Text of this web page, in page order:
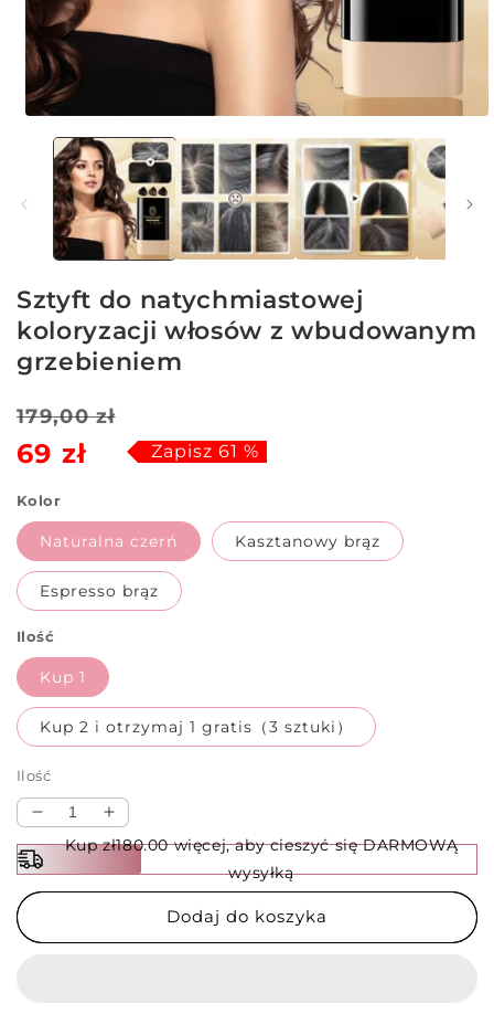
multimedia
oknie
modalnym
Sztyft do natychmiastowej
koloryzacji włosów z wbudowanym
grzebieniem
69 zł
Cena
regularna
179,00 zł
Cena
sprzedażyZapisz 61 %
Kolor
Naturalna czerń Kasztanowy brąz
Espresso brąz
Ilość
Kup 1
Kup 2 i otrzymaj 1 gratis（3 sztuki）
Ilość
Zmniejsz
ilość
dla
Sztyft
natychmiastowej
Zwiększ
ilość
Sztyft
natychmiastowej
Kup zł180.00 więcej, aby cieszyć się DARMOWĄ
wysyłką
Dodaj do koszyka